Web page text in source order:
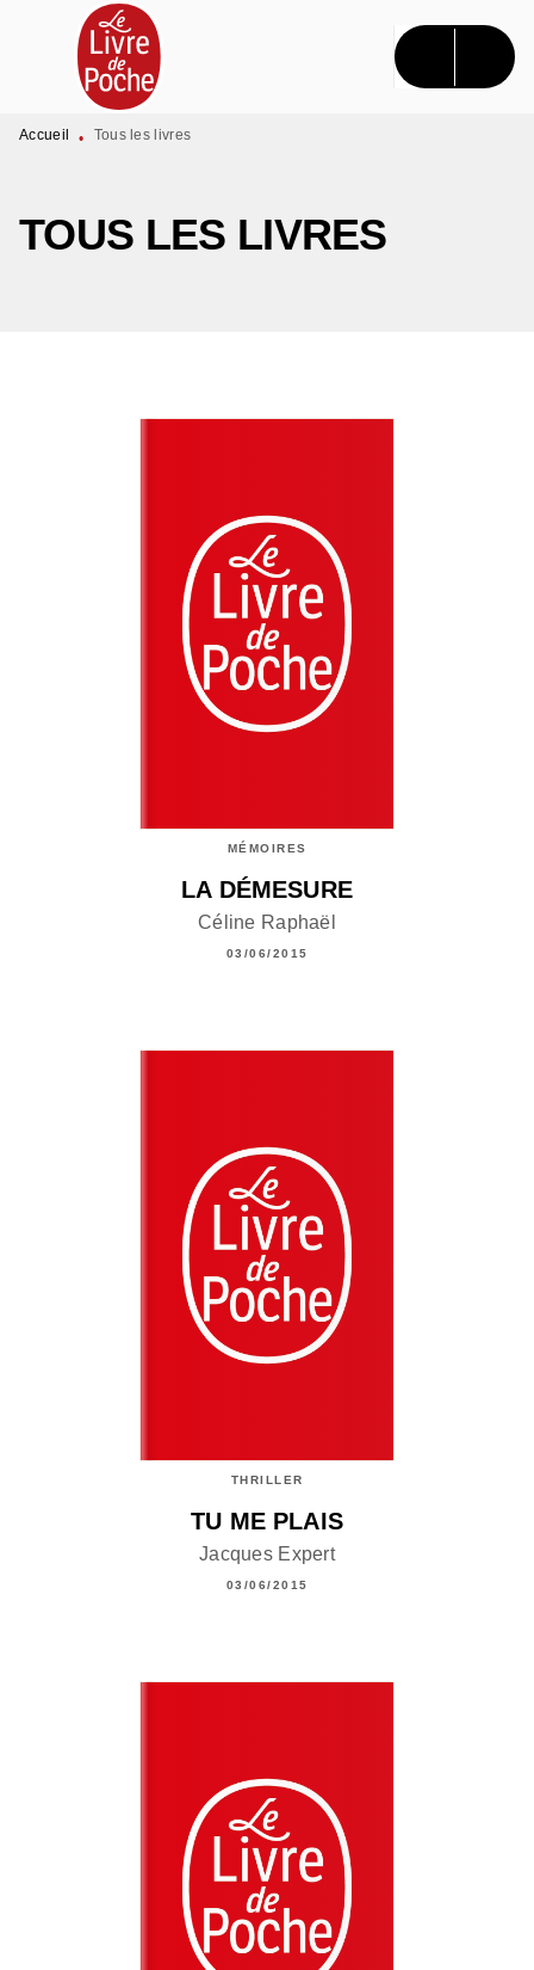
MENU RECHERCHE CONTENU
PIED DE PAGE
Accueil • Tous les livres
TOUS LES LIVRES
MÉMOIRES
LA DÉMESURE
Céline Raphaël
03/06/2015
THRILLER
TU ME PLAIS
Jacques Expert
03/06/2015